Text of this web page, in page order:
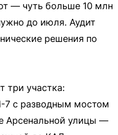
— чуть больше 10 млн
до июля. Аудит
решения по
три участка:
7 с разводным мостом
Арсенальной улицы —